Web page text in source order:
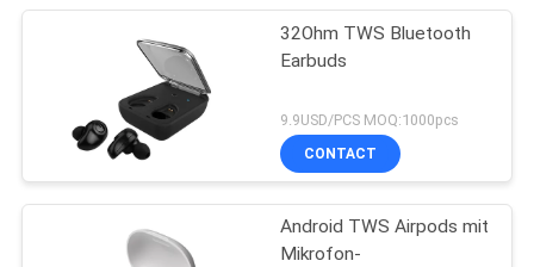
32Ohm TWS Bluetooth
Earbuds
9.9USD/PCS MOQ:1000pcs
CONTACT
Android TWS Airpods mit
Mikrofon-